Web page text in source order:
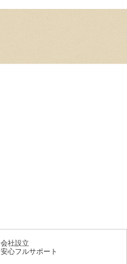
会社設立
安心フルサポート